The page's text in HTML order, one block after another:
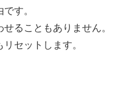
す。
ることもありません。
セットします。